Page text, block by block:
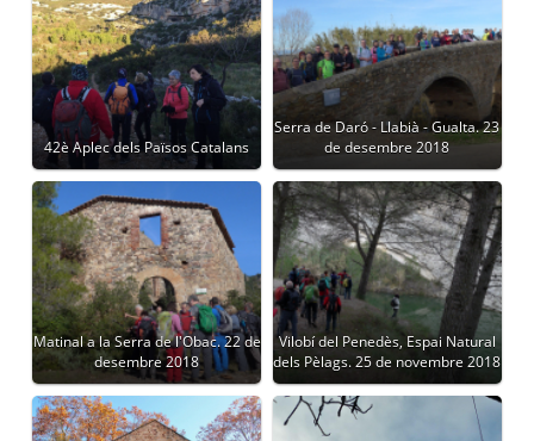
42è Aplec dels Països Catalans
Serra de Daró - Llabià - Gualta. 23
de desembre 2018
Matinal a la Serra de l'Obac. 22 de
desembre 2018
Vilobí del Penedès, Espai Natural
dels Pèlags. 25 de novembre 2018